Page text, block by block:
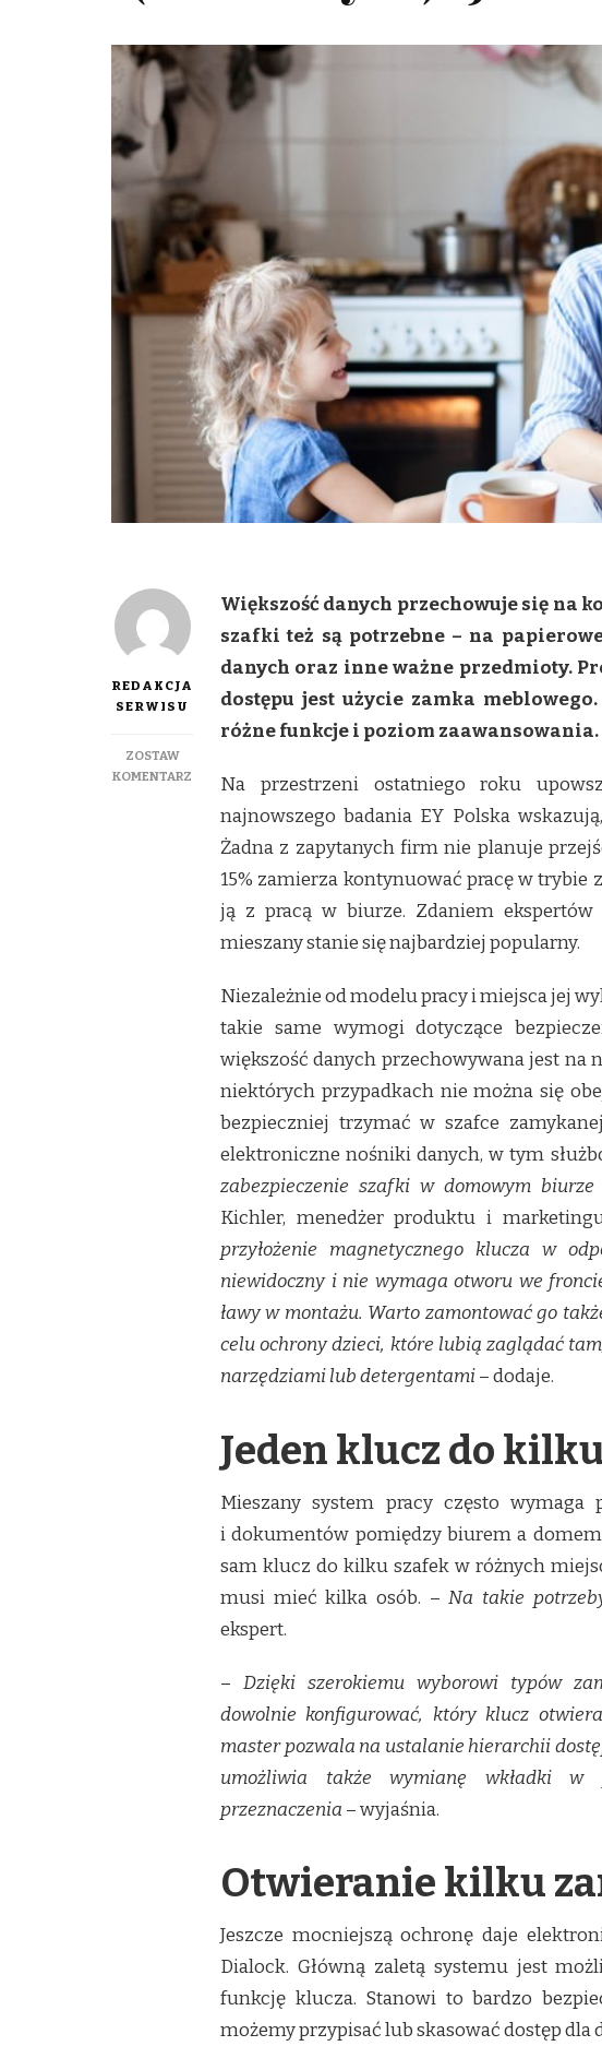
REDAKCJA
SERWISU
ZOSTAW
KOMENTARZ
BEZPIECZEŃSTWO
BIURZE
(DOMOWYM).
CHRONIĆ
DANE?
Większość danych przechowuje się na
szafki też są potrzebne – na
danych oraz inne ważne przedmioty.
dostępu jest użycie zamka
różne funkcje i poziom zaawansowania.
Na przestrzeni ostatniego roku
najnowszego badania EY Polska
Żadna z zapytanych firm nie planuje
15% zamierza kontynuować pracę w trybie
ją z pracą w biurze. Zdaniem
mieszany stanie się najbardziej popularny.
Niezależnie od modelu pracy i miejsca jej
takie same wymogi dotyczące
większość danych przechowywana jest na
niektórych przypadkach nie można się
bezpieczniej trzymać w szafce
elektroniczne nośniki danych, w tym
zabezpieczenie szafki w domowym
Kichler, menedżer produktu i
przyłożenie magnetycznego klucza w
niewidoczny i nie wymaga otworu we
ławy w montażu. Warto zamontować go
celu ochrony dzieci, które lubią zaglądać
narzędziami lub detergentami– dodaje.
Jeden klucz do
Mieszany system pracy często wymaga
i dokumentów pomiędzy biurem a
sam klucz do kilku szafek w różnych
musi mieć kilka osób. –Na takie
ekspert.
– Dzięki szerokiemu wyborowi typów
dowolnie konfigurować, który klucz
master pozwala na ustalanie hierarchii
umożliwia także wymianę wkładki
przeznaczenia – wyjaśnia.
Otwieranie kilku
Jeszcze mocniejszą ochronę daje
Dialock. Główną zaletą systemu jest
funkcję klucza. Stanowi to bardzo
możemy przypisać lub skasować dostęp dla